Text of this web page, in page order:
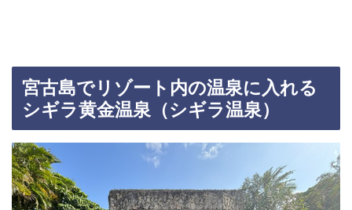
宮古島でリゾート内の温泉に入れる
シギラ黄金温泉（シギラ温泉）